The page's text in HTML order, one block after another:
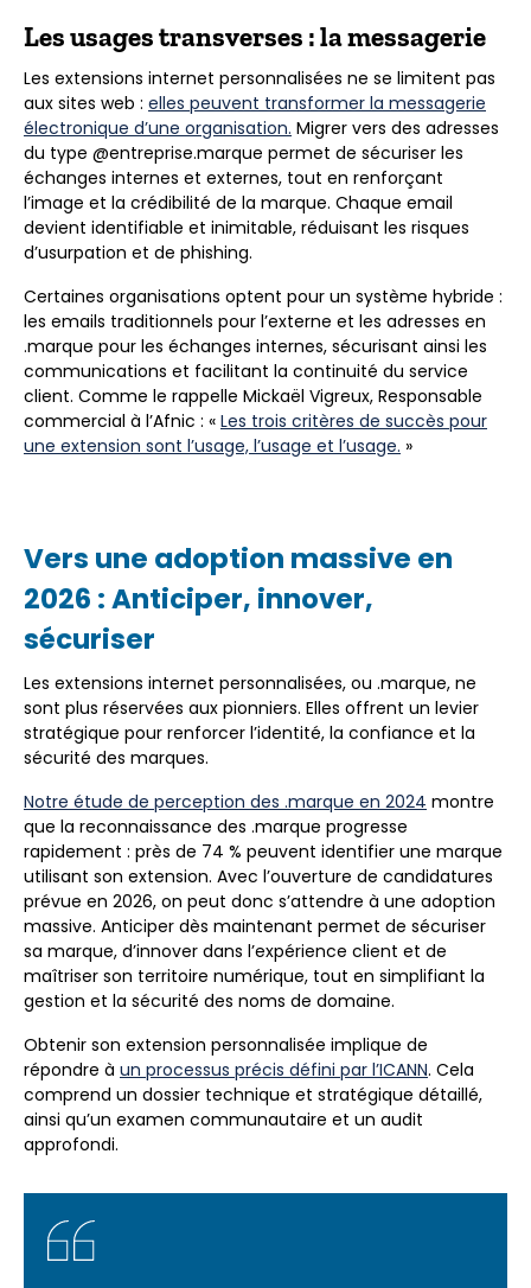
Les usages transverses : la messagerie
Les extensions internet personnalisées ne se limitent pas
aux sites web : elles peuvent transformer la messagerie
électronique d’une organisation. Migrer vers des adresses
du type @entreprise.marque permet de sécuriser les
échanges internes et externes, tout en renforçant
l’image et la crédibilité de la marque. Chaque email
devient identifiable et inimitable, réduisant les risques
d’usurpation et de phishing.
Certaines organisations optent pour un système hybride :
les emails traditionnels pour l’externe et les adresses en
.marque pour les échanges internes, sécurisant ainsi les
communications et facilitant la continuité du service
client. Comme le rappelle Mickaël Vigreux, Responsable
commercial à l’Afnic : « Les trois critères de succès pour
une extension sont l’usage, l’usage et l’usage. »
Vers une adoption massive en
2026 : Anticiper, innover,
sécuriser
Les extensions internet personnalisées, ou .marque, ne
sont plus réservées aux pionniers. Elles offrent un levier
stratégique pour renforcer l’identité, la confiance et la
sécurité des marques.
Notre étude de perception des .marque en 2024 montre
que la reconnaissance des .marque progresse
rapidement : près de 74 % peuvent identifier une marque
utilisant son extension. Avec l’ouverture de candidatures
prévue en 2026, on peut donc s’attendre à une adoption
massive. Anticiper dès maintenant permet de sécuriser
sa marque, d’innover dans l’expérience client et de
maîtriser son territoire numérique, tout en simplifiant la
gestion et la sécurité des noms de domaine.
Obtenir son extension personnalisée implique de
répondre à un processus précis défini par l’ICANN. Cela
comprend un dossier technique et stratégique détaillé,
ainsi qu’un examen communautaire et un audit
approfondi.